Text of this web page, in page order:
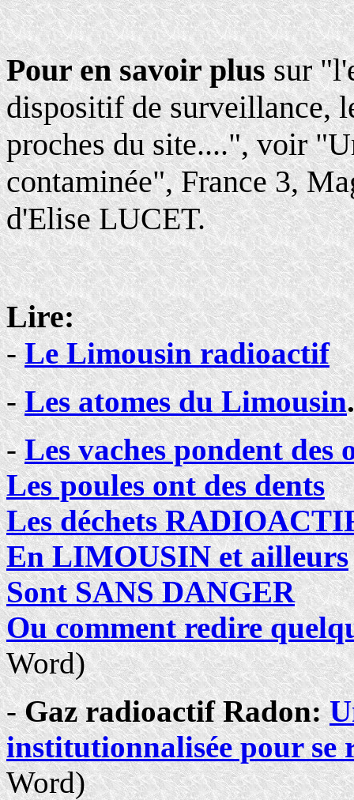
Pour en savoir plussur
dispositif de surveillance,
proches du site....", voir
contaminée", France 3,
d'Elise LUCET.
Lire:
-Le Limousin radioactif
-Les atomes du Limousin
-Les vaches pondent des
Les poules ont des dents
Les déchets
En LIMOUSIN et ailleurs
Sont SANS DANGER
Ou comment redire
Word)
-Gaz radioactif Radon:
institutionnalisée pour se
Word)